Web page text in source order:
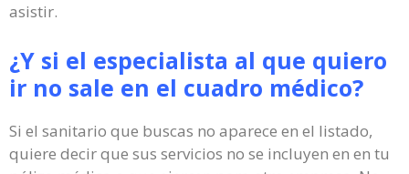
asistir.
¿Y si el especialista al que quiero
ir no sale en el cuadro médico?
Si el sanitario que buscas no aparece en el listado,
quiere decir que sus servicios no se incluyen en en tu